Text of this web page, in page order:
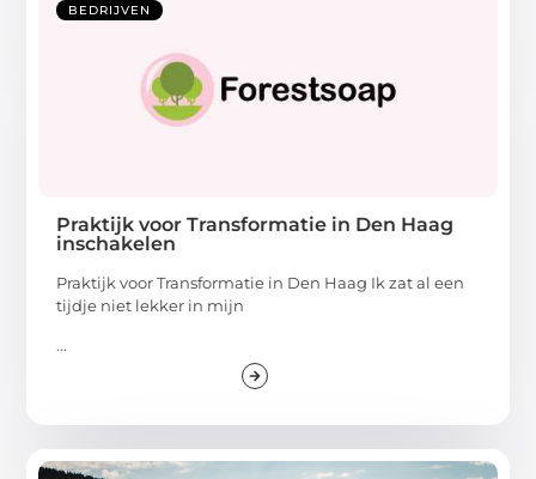
BEDRIJVEN
Praktijk voor Transformatie in Den Haag
inschakelen
Praktijk voor Transformatie in Den Haag Ik zat al een
tijdje niet lekker in mijn
...